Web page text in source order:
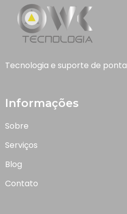
Tecnologia e suporte de ponta
Informações
Sobre
Serviços
Blog
Contato